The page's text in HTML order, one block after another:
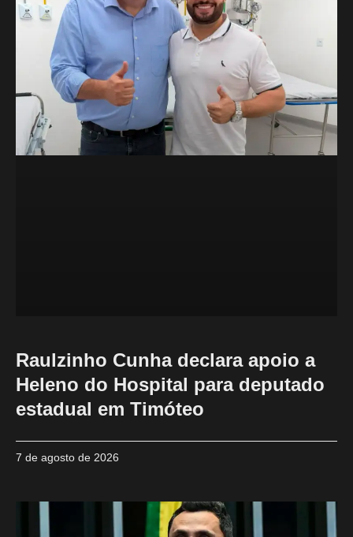
Raulzinho Cunha declara apoio a
Heleno do Hospital para deputado
estadual em Timóteo
7 de agosto de 2026